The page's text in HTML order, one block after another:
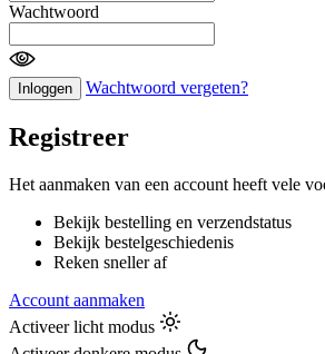
Wachtwoord
Inloggen Wachtwoord vergeten?
Registreer
Het aanmaken van een account heeft vele
Bekijk bestelling en verzendstatus
Bekijk bestelgeschiedenis
Reken sneller af
Account aanmaken
Activeer licht modus